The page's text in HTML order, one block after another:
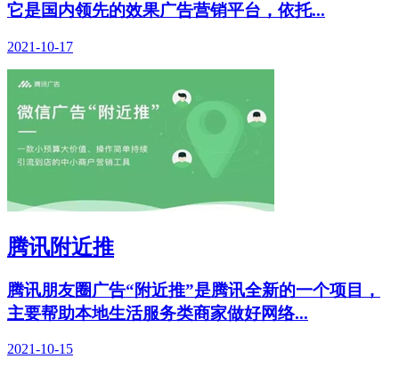
它是国内领先的效果广告营销平台，依托...
2021-10-17
腾讯附近推
腾讯朋友圈广告“附近推”是腾讯全新的一个项目，
主要帮助本地生活服务类商家做好网络...
2021-10-15